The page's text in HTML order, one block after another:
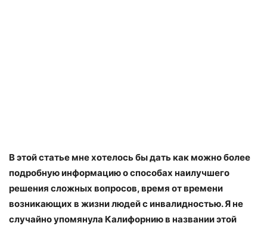
В этой статье мне хотелось бы дать как можно более
подробную информацию о способах наилучшего
решения сложных вопросов, время от времени
возникающих в жизни людей с инвалидностью. Я не
случайно упомянула Калифорнию в названии этой